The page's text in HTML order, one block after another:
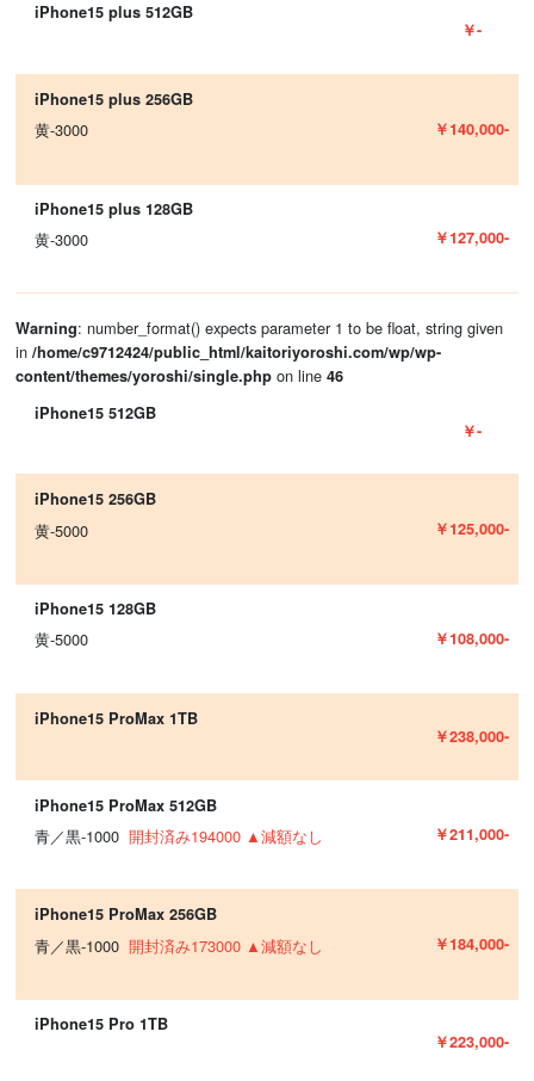
iPhone15 plus 512GB
￥-
iPhone15 plus 256GB
黄-3000 ￥140,000-
iPhone15 plus 128GB
黄-3000 ￥127,000-
Warning: number_format() expects parameter 1 to be float, string given
in /home/c9712424/public_html/kaitoriyoroshi.com/wp/wp-
content/themes/yoroshi/single.phpon line 46
iPhone15 512GB
￥-
iPhone15 256GB
黄-5000 ￥125,000-
iPhone15 128GB
黄-5000 ￥108,000-
iPhone15 ProMax 1TB
￥238,000-
iPhone15 ProMax 512GB
青／黒-1000 開封済み194000 ▲減額なし ￥211,000-
iPhone15 ProMax 256GB
青／黒-1000 開封済み173000 ▲減額なし ￥184,000-
iPhone15 Pro 1TB
￥223,000-